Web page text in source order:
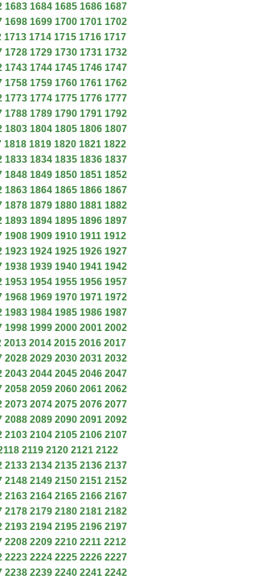
1683 1684 1685 1686 1687
1698 1699 1700 1701 1702
1713 1714 1715 1716 1717
1728 1729 1730 1731 1732
1743 1744 1745 1746 1747
1758 1759 1760 1761 1762
1773 1774 1775 1776 1777
1788 1789 1790 1791 1792
1803 1804 1805 1806 1807
1818 1819 1820 1821 1822
1833 1834 1835 1836 1837
1848 1849 1850 1851 1852
1863 1864 1865 1866 1867
1878 1879 1880 1881 1882
1893 1894 1895 1896 1897
1908 1909 1910 1911 1912
1923 1924 1925 1926 1927
1938 1939 1940 1941 1942
1953 1954 1955 1956 1957
1968 1969 1970 1971 1972
1983 1984 1985 1986 1987
1998 1999 2000 2001 2002
2013 2014 2015 2016 2017
2028 2029 2030 2031 2032
2043 2044 2045 2046 2047
2058 2059 2060 2061 2062
2073 2074 2075 2076 2077
2088 2089 2090 2091 2092
2103 2104 2105 2106 2107
2119 2120 2121 2122
2133 2134 2135 2136 2137
2148 2149 2150 2151 2152
2163 2164 2165 2166 2167
2178 2179 2180 2181 2182
2193 2194 2195 2196 2197
2208 2209 2210 2211 2212
2223 2224 2225 2226 2227
2238 2239 2240 2241 2242